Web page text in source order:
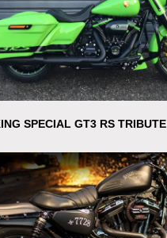
SPECIAL GT3 RS TRIBUTE